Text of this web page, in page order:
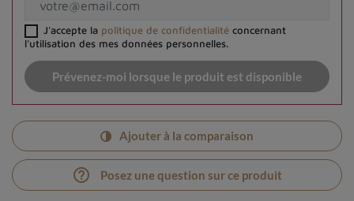
J'accepte la politique de confidentialitéconcernant
l'utilisation des mes données personnelles.
Prévenez-moi lorsque le produit est disponible
Ajouter à la comparaison
help_outline Posez une question sur ce produit